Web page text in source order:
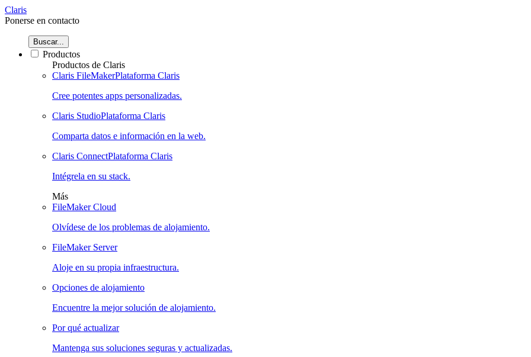
Claris
Ponerse en contacto
Buscar...
Productos
Productos de Claris
Claris FileMakerPlataforma Claris
Cree potentes apps personalizadas.
Claris StudioPlataforma Claris
Comparta datos e información en la web.
Claris ConnectPlataforma Claris
Intégrela en su stack.
Más
FileMaker Cloud
Olvídese de los problemas de alojamiento.
FileMaker Server
Aloje en su propia infraestructura.
Opciones de alojamiento
Encuentre la mejor solución de alojamiento.
Por qué actualizar
Mantenga sus soluciones seguras y actualizadas.